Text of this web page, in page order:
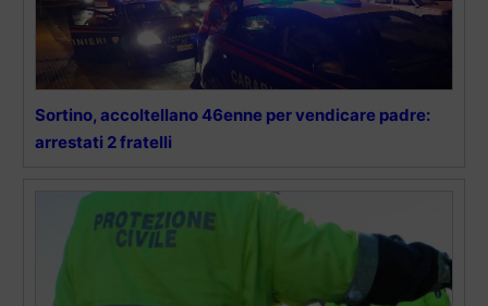
Sortino, accoltellano 46enne per vendicare padre:
arrestati 2 fratelli